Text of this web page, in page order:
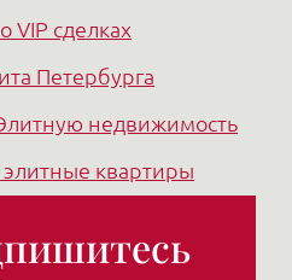
VIP сделках
Петербурга
недвижимость
элитные квартиры